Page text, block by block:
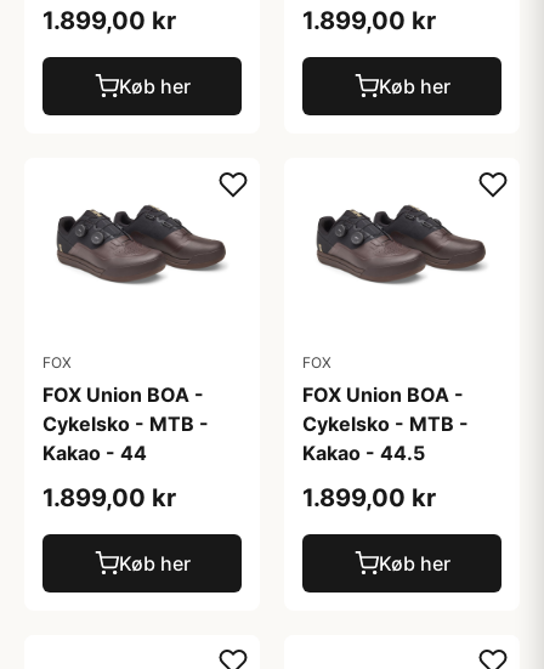
1.899,00 kr
Køb her
1.899,00 kr
Køb her
FOX
FOX Union BOA -
Cykelsko - MTB -
Kakao - 44
1.899,00 kr
Køb her
FOX
FOX Union BOA -
Cykelsko - MTB -
Kakao - 44.5
1.899,00 kr
Køb her